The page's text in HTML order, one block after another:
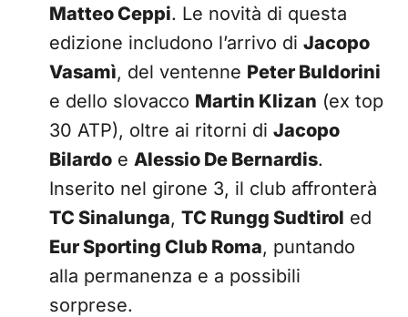
Matteo Ceppi. Le novità di questa
edizione includono l’arrivo di Jacopo
Vasamì, del ventenne Peter Buldorini
e dello slovacco Martin Klizan (ex top
30 ATP), oltre ai ritorni di Jacopo
Bilardo e Alessio De Bernardis.
Inserito nel girone 3, il club affronterà
TC Sinalunga, TC Rungg Sudtirol ed
Eur Sporting Club Roma, puntando
alla permanenza e a possibili
sorprese.